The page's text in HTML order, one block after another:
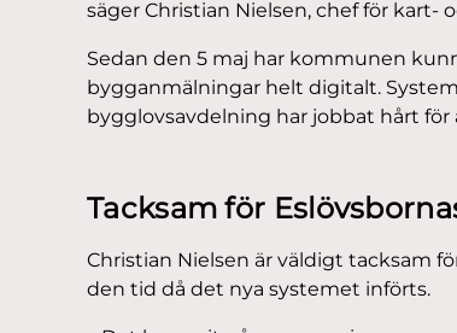
säger Christian Nielsen, chef för kart-
Sedan den 5 maj har kommunen
bygganmälningar helt digitalt.
bygglovsavdelning har jobbat hårt för
Tacksam för
Christian Nielsen är väldigt tacksam
den tid då det nya systemet införts.